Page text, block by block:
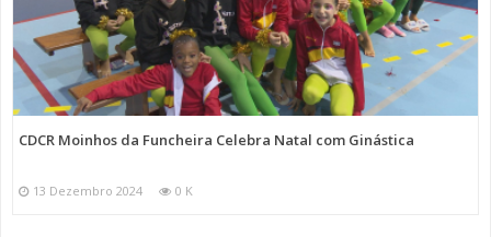
CDCR Moinhos da Funcheira Celebra Natal com Ginástica
13 Dezembro 2024 0 K